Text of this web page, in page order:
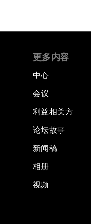
更多内容
中心
会议
利益相关方
论坛故事
新闻稿
相册
视频